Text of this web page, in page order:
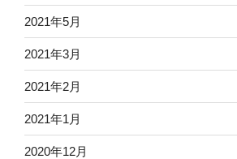
2021年5月
2021年3月
2021年2月
2021年1月
2020年12月